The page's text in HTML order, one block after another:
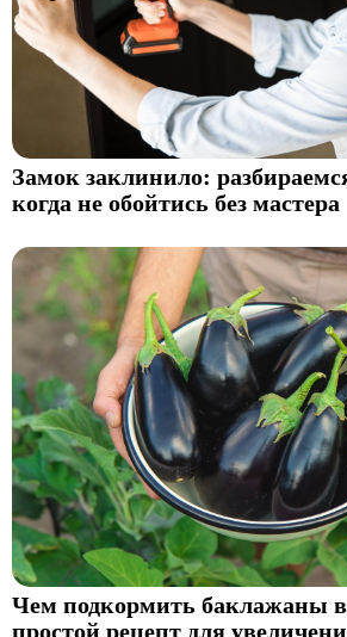
Замок заклинило:
когда не обойтись без мастера
Чем подкормить баклажаны в
простой рецепт для